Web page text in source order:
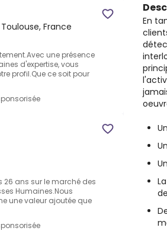
France
une présence
d'expertise, vous
profil.Que ce soit pour
26 ans sur le marché des
Humaines.Nous
une valeur ajoutée que
En